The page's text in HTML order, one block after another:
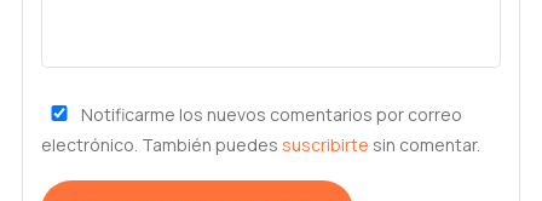
Notificarme los nuevos comentarios por correo
electrónico. También puedes suscribirte sin comentar.